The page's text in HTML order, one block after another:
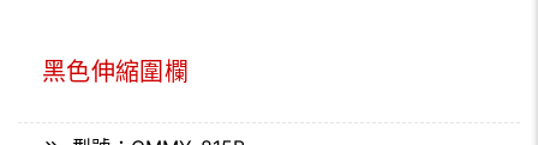
黑色伸縮圍欄